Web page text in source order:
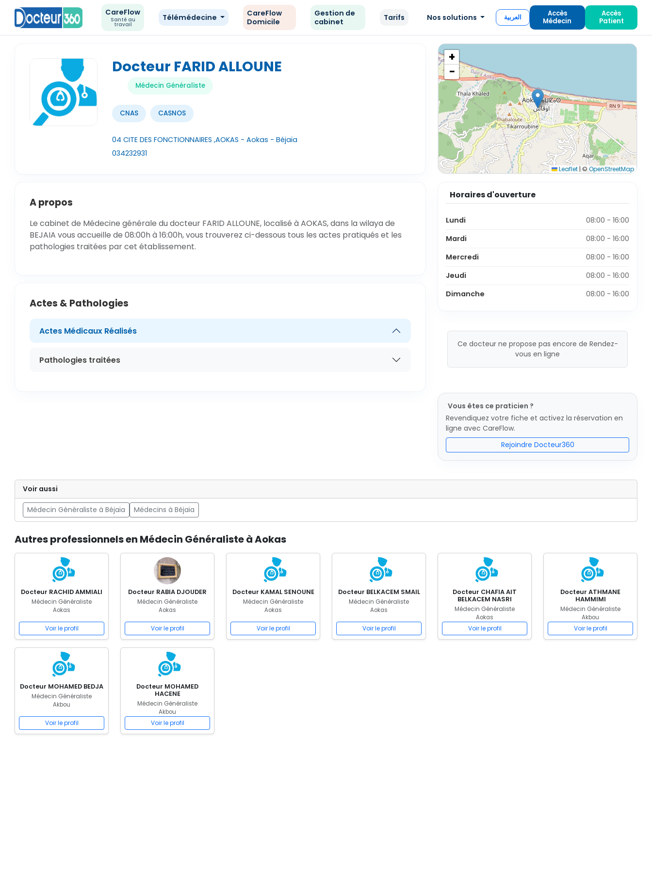
CareFlow
Santé au
travail
Télémédecine
CareFlow
Domicile
Gestion de
cabinet
Tarifs Nos solutions العربية
Accès
Médecin
Accès
Patient
Docteur FARID ALLOUNE
Médecin Généraliste
CNAS CASNOS
04 CITE DES FONCTIONNAIRES ,AOKAS - Aokas - Béjaïa
034232931
+
−
Leaflet |©OpenStreetMap
A propos
Le cabinet de Médecine générale du docteur FARID ALLOUNE, localisé à AOKAS, dans la wilaya de
BEJAIA vous accueille de 08:00h à 16:00h, vous trouverez ci-dessous tous les actes pratiqués et les
pathologies traitées par cet établissement.
Actes & Pathologies
Actes Médicaux Réalisés
Pathologies traitées
Horaires d'ouverture
Lundi
08:00 - 16:00
Mardi
08:00 - 16:00
Mercredi
08:00 - 16:00
Jeudi
08:00 - 16:00
Dimanche
08:00 - 16:00
Ce docteur ne propose pas encore de Rendez-
vous en ligne
Vous êtes ce praticien ?
Revendiquez votre fiche et activez la réservation en
ligne avec CareFlow.
Rejoindre Docteur360
Voir aussi
Médecin Généraliste à Béjaïa Médecins à Béjaïa
Autres professionnels en Médecin Généraliste à Aokas
Docteur RACHID AMMIALI
Médecin Généraliste
Aokas
Voir le profil
Docteur RABIA DJOUDER
Médecin Généraliste
Aokas
Voir le profil
Docteur KAMAL SENOUNE
Médecin Généraliste
Aokas
Voir le profil
Docteur BELKACEM SMAIL
Médecin Généraliste
Aokas
Voir le profil
Docteur CHAFIA AIT
BELKACEM NASRI
Médecin Généraliste
Aokas
Voir le profil
Docteur ATHMANE
HAMMIMI
Médecin Généraliste
Akbou
Voir le profil
Docteur MOHAMED BEDJA
Médecin Généraliste
Akbou
Voir le profil
Docteur MOHAMED
HACENE
Médecin Généraliste
Akbou
Voir le profil